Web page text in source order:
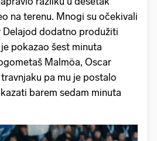
na terenu. Mnogi su očekivali
Delajod dodatno produžiti
pokazao šest minuta
Malmöa, Oscar
pa mu je postalo
barem sedam minuta